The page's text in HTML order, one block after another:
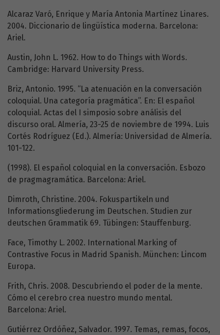
Alcaraz Varó, Enrique y María Antonia Martínez Linares.
2004. Diccionario de lingüística moderna. Barcelona:
Ariel.
Austin, John L. 1962. How to do Things with Words.
Cambridge: Harvard University Press.
Briz, Antonio. 1995. “La atenuación en la conversación
coloquial. Una categoría pragmática”. En: El español
coloquial. Actas del I simposio sobre análisis del
discurso oral. Almería, 23-25 de noviembre de 1994. Luis
Cortés Rodríguez (Ed.). Almería: Universidad de Almería.
101-122.
(1998). El español coloquial en la conversación. Esbozo
de pragmagramática. Barcelona: Ariel.
Dimroth, Christine. 2004. Fokuspartikeln und
Informationsgliederung im Deutschen. Studien zur
deutschen Grammatik 69. Tübingen: Stauffenburg.
Face, Timothy L. 2002. International Marking of
Contrastive Focus in Madrid Spanish. München: Lincom
Europa.
Frith, Chris. 2008. Descubriendo el poder de la mente.
Cómo el cerebro crea nuestro mundo mental.
Barcelona: Ariel.
Gutiérrez Ordóñez, Salvador. 1997. Temas, remas, focos,